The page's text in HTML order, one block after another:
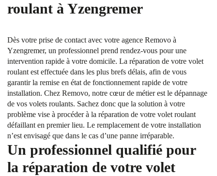
roulant à Yzengremer
Dès votre prise de contact avec votre agence Removo à
Yzengremer, un professionnel prend rendez-vous pour une
intervention rapide à votre domicile. La réparation de votre volet
roulant est effectuée dans les plus brefs délais, afin de vous
garantir la remise en état de fonctionnement rapide de votre
installation. Chez Removo, notre cœur de métier est le dépannage
de vos volets roulants. Sachez donc que la solution à votre
problème vise à procéder à la réparation de votre volet roulant
défaillant en premier lieu. Le remplacement de votre installation
n’est envisagé que dans le cas d’une panne irréparable.
Un professionnel qualifié pour
la réparation de votre volet